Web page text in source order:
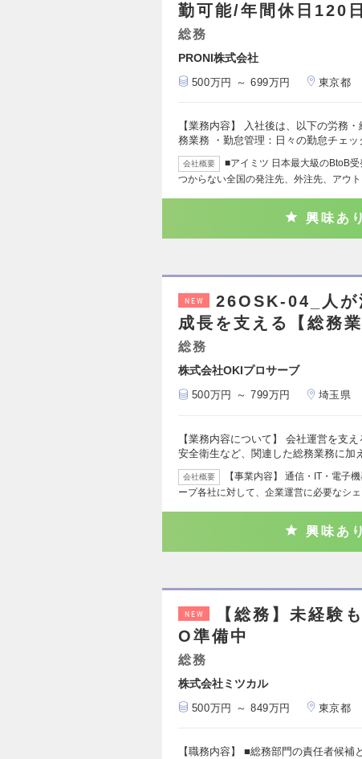
勤可能/年間休日120
総務
PRONI株式会社
500万円 ～ 699万円 東京都
【業務内容】 入社後は、以下の労務
務業務 ・勤怠管理：日々の勤怠チェ
会社概要
■アイミツ 日本最大級のBtoB
つからない全国の発注先、外注先、アウ
興味あり
NEW
26OSK-04_人が
成長を支える【総務業
総務
株式会社OKIプロサーブ
500万円 ～ 799万円 埼玉県
【業務内容について】 会社運営を支
安全衛生など、関連した総務業務に加
会社概要
【事業内容】 通信・IT・電子
ープ各社に対して、企業運営に必要なシ
興味あり
NEW
【総務】未経験
O準備中
総務
株式会社ミツカル
500万円 ～ 849万円 東京都
【職務内容】 ■総務部門の責任者候